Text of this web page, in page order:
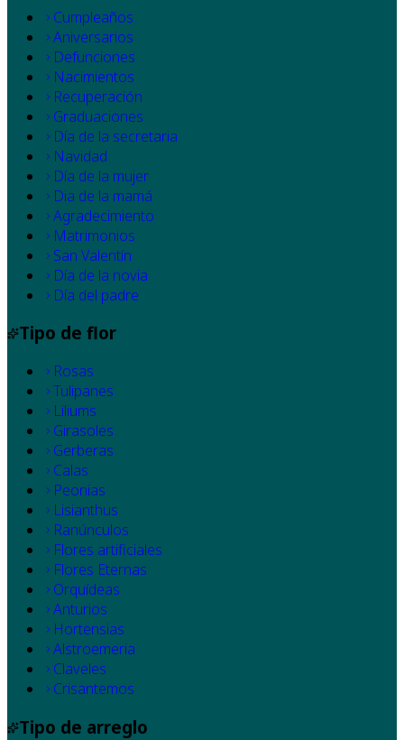
Cumpleaños
Aniversarios
Defunciones
Nacimientos
Recuperación
Graduaciones
Día de la secretaria
Navidad
Día de la mujer
Dia de la mamá
Agradecimiento
Matrimonios
San Valentín
Día de la novia
Día del padre
Tipo de flor
Rosas
Tulipanes
Liliums
Girasoles
Gerberas
Calas
Peonias
Lisianthus
Ranúnculos
Flores artificiales
Flores Eternas
Orquídeas
Anturios
Hortensias
Alstroemeria
Claveles
Crisantemos
Tipo de arreglo